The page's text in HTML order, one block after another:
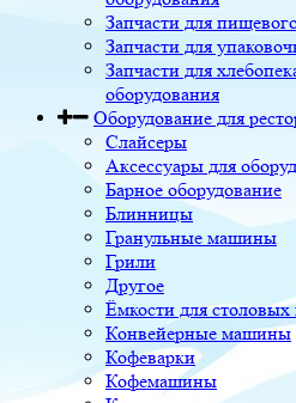
Запчасти для
Запчасти для
Запчасти для
оборудования
Оборудование для
Слайсеры
Аксессуары для
Барное оборудование
Блинницы
Гранульные машины
Грили
Другое
Ёмкости для
Конвейерные машины
Кофеварки
Кофемашины